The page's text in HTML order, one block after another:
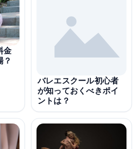
金
？
バレエスクール初心者
が知っておくべきポイ
ントは？